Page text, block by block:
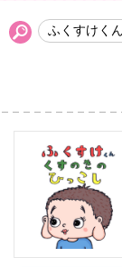
ふくすけくん